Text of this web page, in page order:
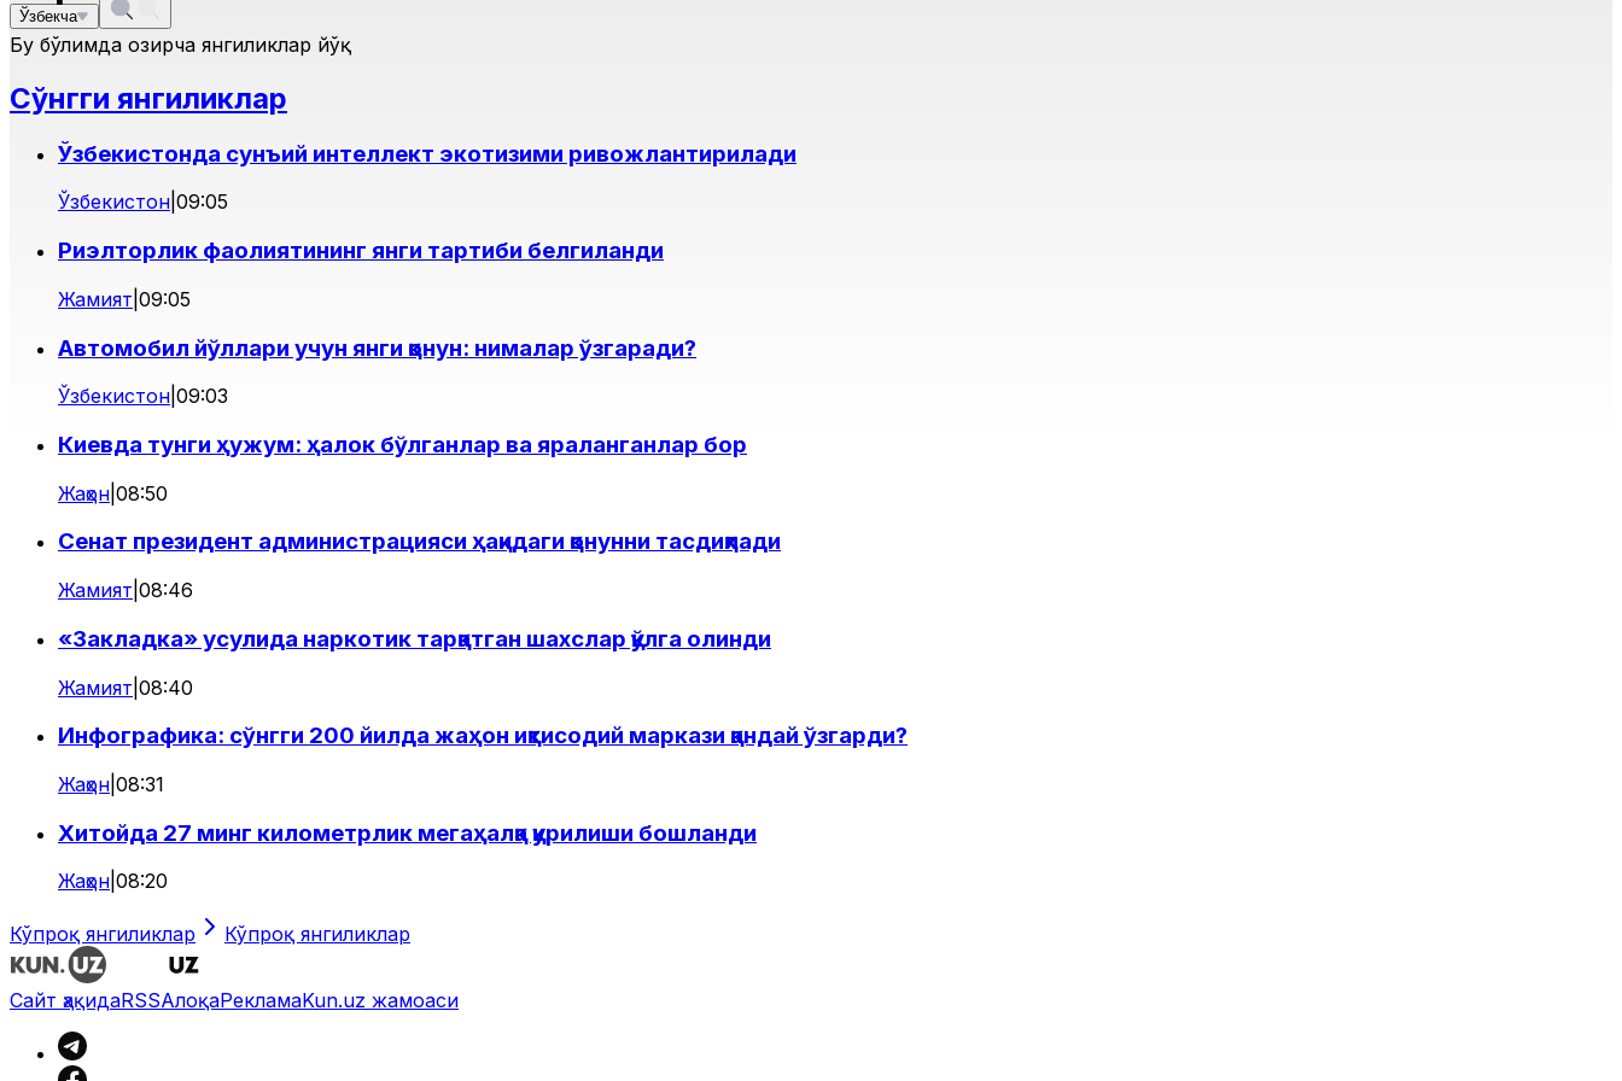
Ўзбекча
Бу бўлимда ҳозирча янгиликлар йўқ
Сўнгги янгиликлар
Ўзбекистонда сунъий интеллект экотизими ривожлантирилади
Ўзбекистон 09:05
Риэлторлик фаолиятининг янги тартиби белгиланди
Жамият 09:05
Автомобил йўллари учун янги қонун: нималар ўзгаради?
Ўзбекистон 09:03
Киевда тунги ҳужум: ҳалок бўлганлар ва яраланганлар бор
Жаҳон 08:50
Сенат президент администрацияси ҳақидаги қонунни тасдиқлади
Жамият 08:46
«Закладка» усулида наркотик тарқатган шахслар қўлга олинди
Жамият 08:40
Инфографика: сўнгги 200 йилда жаҳон иқтисодий маркази қандай ўзгарди?
Жаҳон 08:31
Хитойда 27 минг километрлик мегаҳалқа қурилиши бошланди
Жаҳон 08:20
Кўпроқ янгиликлар Кўпроқ янгиликлар
Сайт ҳақидаRSSАлоқаРекламаKun.uz жамоаси